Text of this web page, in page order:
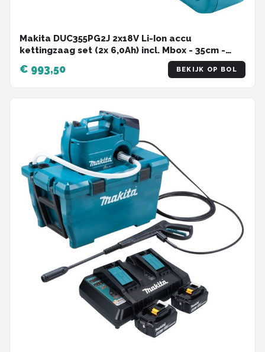
Makita DUC355PG2J 2x18V Li-Ion accu
kettingzaag set (2x 6,0Ah) incl. Mbox - 35cm -
€ 993,50 BEKIJK OP BOL